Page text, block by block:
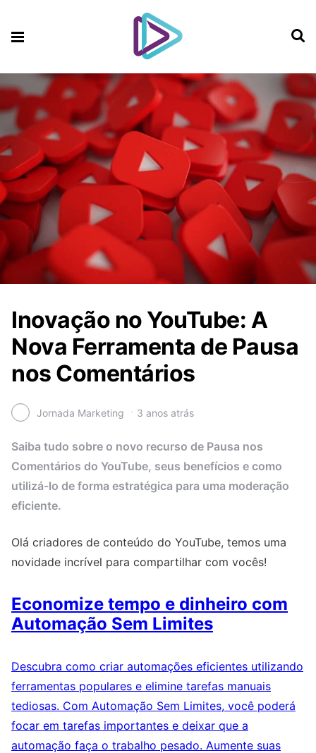
Inovação no YouTube: A
Nova Ferramenta de Pausa
nos Comentários
Jornada Marketing 3 anos atrás
Saiba tudo sobre o novo recurso de Pausa nos
Comentários do YouTube, seus benefícios e como
utilizá-lo de forma estratégica para uma moderação
eficiente.
Olá criadores de conteúdo do YouTube, temos uma
novidade incrível para compartilhar com vocês!
Economize tempo e dinheiro com
Automação Sem Limites
Descubra como criar automações eficientes utilizando
ferramentas populares e elimine tarefas manuais
tediosas. Com Automação Sem Limites, você poderá
focar em tarefas importantes e deixar que a
automação faça o trabalho pesado. Aumente suas